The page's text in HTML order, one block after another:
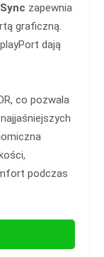
zapewnia
graficzną.
dają
co pozwala
podczas